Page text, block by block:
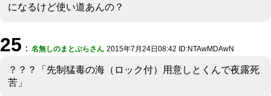
になるけど使い道あんの？
25 ： 名無しのまとぷらさん 2015年7月24日08:42 ID:NTAwMDAwN
？？？「先制猛毒の海（ロック付）用意しとくんで夜露死
苦」